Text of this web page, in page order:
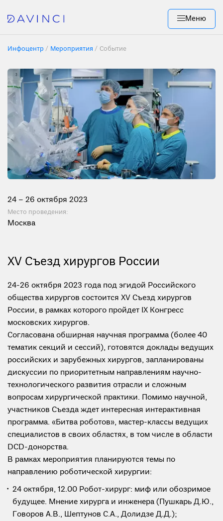
Меню
Инфоцентр Мероприятия Событие
24 – 26 октября 2023
Место проведения:
Москва
XV Съезд хирургов России
24-26 октября 2023 года под эгидой Российского
общества хирургов состоится XV Съезд хирургов
России, в рамках которого пройдет IX Конгресс
московских хирургов.
Согласована обширная научная программа (более 40
тематик секций и сессий), готовятся доклады ведущих
российских и зарубежных хирургов, запланированы
дискуссии по приоритетным направлениям научно-
технологического развития отрасли и сложным
вопросам хирургической практики. Помимо научной,
участников Съезда ждет интересная интерактивная
программа. «Битва роботов», мастер-классы ведущих
специалистов в своих областях, в том числе в области
DCD-донорства.
В рамках мероприятия планируются темы по
направлению роботической хирургии:
24 октября, 12.00 Робот-хирург: миф или обозримое
будущее. Мнение хирурга и инженера (Пушкарь Д.Ю.,
Говоров А.В., Шептунов С.А., Долидзе Д.Д.);